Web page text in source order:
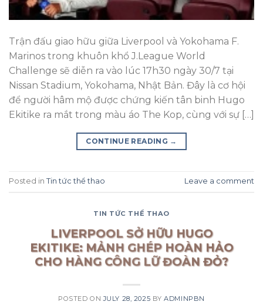
Trận đấu giao hữu giữa Liverpool và Yokohama F.
Marinos trong khuôn khổ J.League World
Challenge sẽ diễn ra vào lúc 17h30 ngày 30/7 tại
Nissan Stadium, Yokohama, Nhật Bản. Đây là cơ hội
để người hâm mộ được chứng kiến tân binh Hugo
Ekitike ra mắt trong màu áo The Kop, cùng với sự […]
CONTINUE READING →
Posted in Tin tức thể thao Leave a comment
TIN TỨC THỂ THAO
LIVERPOOL SỞ HỮU HUGO
EKITIKE: MẢNH GHÉP HOÀN HẢO
CHO HÀNG CÔNG LỮ ĐOÀN ĐỎ?
POSTED ONJULY 28, 2025 BYADMINPBN